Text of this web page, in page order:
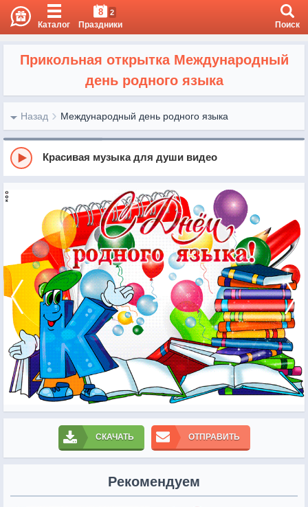
Каталог
8 2
Праздники Поиск
Прикольная открытка Международный
день родного языка
Назад Международный день родного языка
Красивая музыка для души видео
СКАЧАТЬ ОТПРАВИТЬ
Рекомендуем